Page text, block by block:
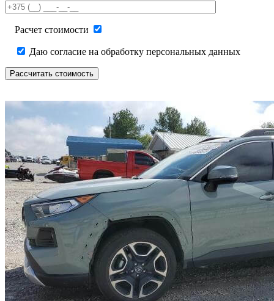
field
empty.
Расчет стоимости
Даю согласие на обработку персональных данных